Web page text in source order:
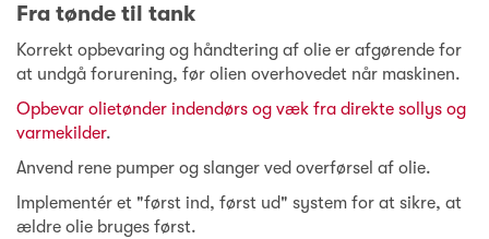
Fra tønde til tank
Korrekt opbevaring og håndtering af olie er afgørende for
at undgå forurening, før olien overhovedet når maskinen.
Opbevar olietønder indendørs og væk fra direkte sollys og
varmekilder.
Anvend rene pumper og slanger ved overførsel af olie.
Implementér et "først ind, først ud" system for at sikre, at
ældre olie bruges først.